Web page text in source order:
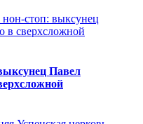
Павел